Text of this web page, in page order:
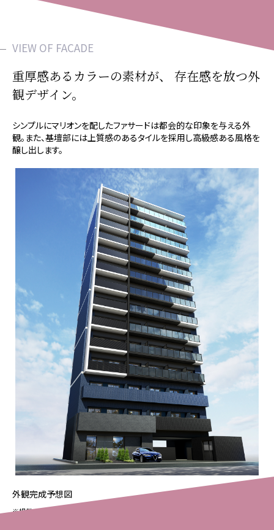
VIEW OF FACADE
重厚感あるカラーの素材が、
存在感を放つ外
観デザイン。
シンプルにマリオンを配したファサードは都会的な印象を与える外
観。また、基壇部には上質感のあるタイルを採用し高級感ある風格を
醸し出します。
外観完成予想図
※掲載の完成予想図は施工上の都合等により、建物の形状、色調・植栽等に変更が生じ